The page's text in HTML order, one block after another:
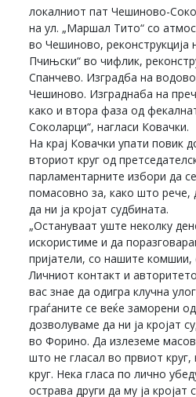
локалниот пат Чешиново-
на ул. „Маршал Тито“ со
во Чешиново, реконструкција
Пчињски“ во чифлик,
Спанчево. Изградба на
Чешиново. Изграднаба на
како и втора фаза од
Соколарци“, нагласи Ковачки.
На крај Ковачки упати повик
вториот круг од
парламентарните избори да
помасовно за, како што рече,
да ни ја кројат судбината.
„Остануваат уште неколку
искористиме и да
пријатели, со нашите
Личниот контакт и
вас знае да одигра клучна
граѓаните се веќе заморени
дозволуваме да ни ја кројат
во Форино. Да излеземе
што не гласал во првиот
круг. Нека гласа по лично
острава други да му ја